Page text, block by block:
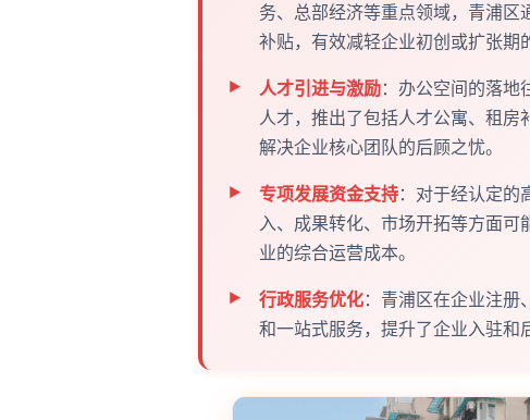
务、总部经济等重点领域，青浦
补贴，有效减轻企业初创或扩张期
人才引进与激励：办公空间的落地
人才，推出了包括人才公寓、租房
解决企业核心团队的后顾之忧。
专项发展资金支持：对于经认定的
入、成果转化、市场开拓等方面
业的综合运营成本。
行政服务优化：青浦区在企业注册
和一站式服务，提升了企业入驻和